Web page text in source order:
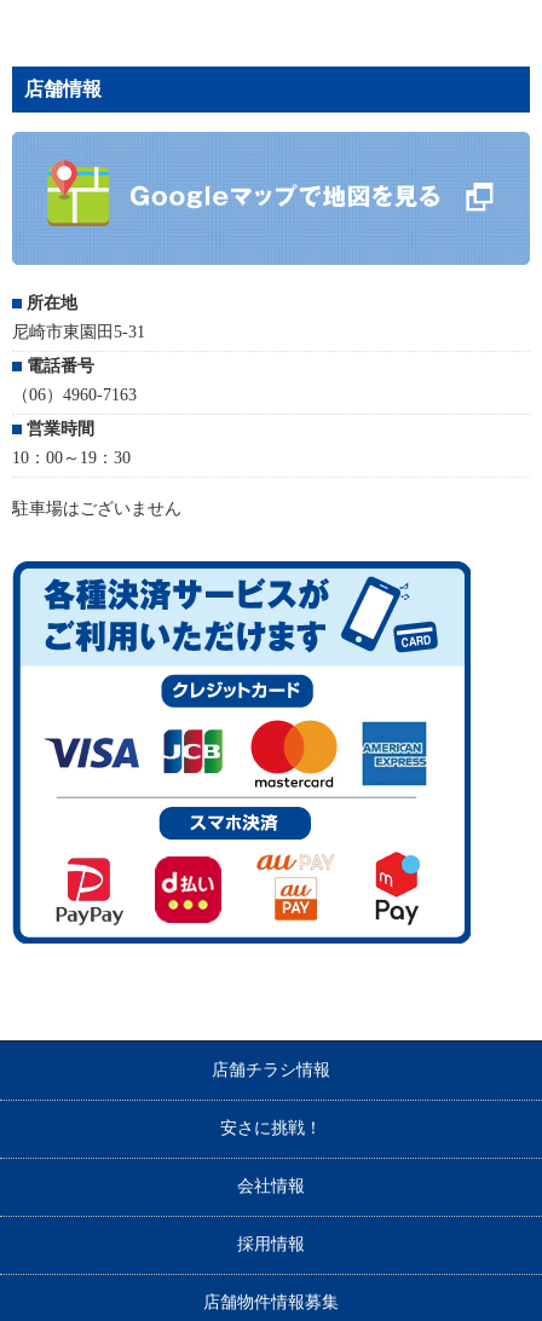
店舗情報
所在地
尼崎市東園田5-31
電話番号
（06）4960-7163
営業時間
10：00～19：30
駐車場はございません
店舗チラシ情報
安さに挑戦！
会社情報
採用情報
店舗物件情報募集